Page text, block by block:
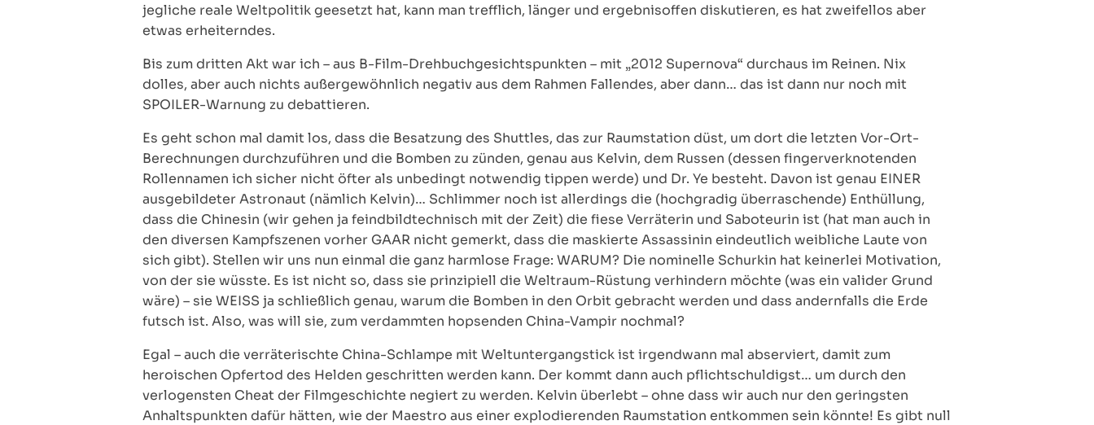
jegliche reale Weltpolitik geesetzt hat, kann man trefflich, länger und ergebnisoffen diskutieren, es hat zweifellos aber
etwas erheiterndes.
Bis zum dritten Akt war ich – aus B-Film-Drehbuchgesichtspunkten – mit „2012 Supernova“ durchaus im Reinen. Nix
dolles, aber auch nichts außergewöhnlich negativ aus dem Rahmen Fallendes, aber dann… das ist dann nur noch mit
SPOILER-Warnung zu debattieren.
Es geht schon mal damit los, dass die Besatzung des Shuttles, das zur Raumstation düst, um dort die letzten Vor-Ort-
Berechnungen durchzuführen und die Bomben zu zünden, genau aus Kelvin, dem Russen (dessen fingerverknotenden
Rollennamen ich sicher nicht öfter als unbedingt notwendig tippen werde) und Dr. Ye besteht. Davon ist genau EINER
ausgebildeter Astronaut (nämlich Kelvin)… Schlimmer noch ist allerdings die (hochgradig überraschende) Enthüllung,
dass die Chinesin (wir gehen ja feindbildtechnisch mit der Zeit) die fiese Verräterin und Saboteurin ist (hat man auch in
den diversen Kampfszenen vorher GAAR nicht gemerkt, dass die maskierte Assassinin eindeutlich weibliche Laute von
sich gibt). Stellen wir uns nun einmal die ganz harmlose Frage: WARUM? Die nominelle Schurkin hat keinerlei Motivation,
von der sie wüsste. Es ist nicht so, dass sie prinzipiell die Weltraum-Rüstung verhindern möchte (was ein valider Grund
wäre) – sie WEISS ja schließlich genau, warum die Bomben in den Orbit gebracht werden und dass andernfalls die Erde
futsch ist. Also, was will sie, zum verdammten hopsenden China-Vampir nochmal?
Egal – auch die verräterischte China-Schlampe mit Weltuntergangstick ist irgendwann mal abserviert, damit zum
heroischen Opfertod des Helden geschritten werden kann. Der kommt dann auch pflichtschuldigst… um durch den
verlogensten Cheat der Filmgeschichte negiert zu werden. Kelvin überlebt – ohne dass wir auch nur den geringsten
Anhaltspunkten dafür hätten, wie der Maestro aus einer explodierenden Raumstation entkommen sein könnte! Es gibt null